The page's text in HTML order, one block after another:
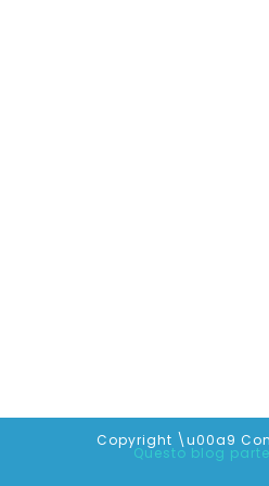
Copyright \u00a9
Questo blog